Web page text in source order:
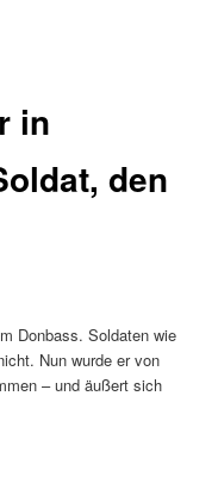
in
den
Donbass. Soldaten wie
Nun wurde er von
– und äußert sich